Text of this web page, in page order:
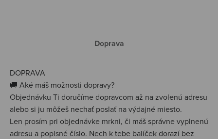
Doprava
DOPRAVA
🚚 Aké máš možnosti dopravy?
Objednávku Ti doručíme dopravcom až na zvolenú adresu
alebo si ju môžeš nechať poslať na výdajné miesto.
Len prosím pri objednávke mrkni, či máš správne vyplnenú
adresu a popisné číslo. Nech k tebe balíček dorazí bez